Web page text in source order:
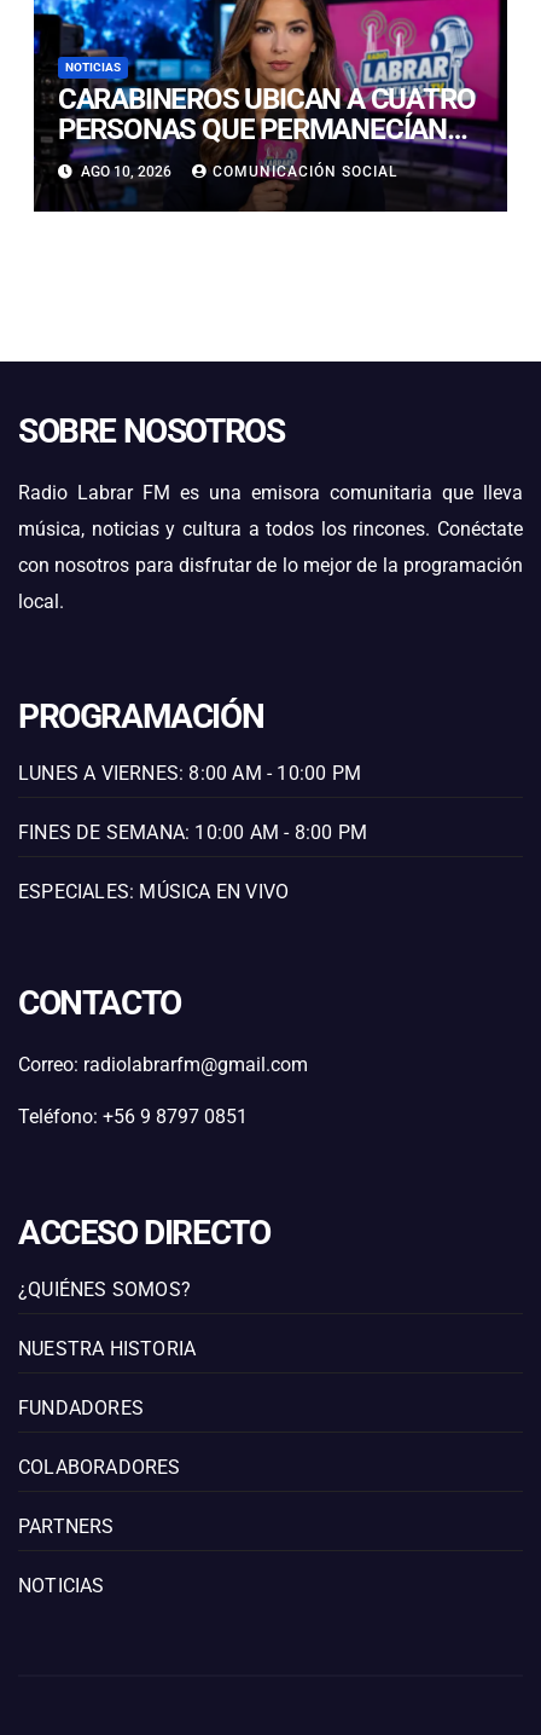
NOTICIAS
CARABINEROS UBICAN A CUATRO
PERSONAS QUE PERMANECÍAN
AISLADAS EN SECTOR
PRECORDILLERANO DE VALLENAR
AGO 10, 2026 COMUNICACIÓN SOCIAL
SOBRE NOSOTROS
Radio Labrar FM es una emisora comunitaria que lleva
música, noticias y cultura a todos los rincones. Conéctate
con nosotros para disfrutar de lo mejor de la programación
local.
PROGRAMACIÓN
LUNES A VIERNES: 8:00 AM - 10:00 PM
FINES DE SEMANA: 10:00 AM - 8:00 PM
ESPECIALES: MÚSICA EN VIVO
CONTACTO
Correo: radiolabrarfm@gmail.com
Teléfono: +56 9 8797 0851
ACCESO DIRECTO
¿QUIÉNES SOMOS?
NUESTRA HISTORIA
FUNDADORES
COLABORADORES
PARTNERS
NOTICIAS